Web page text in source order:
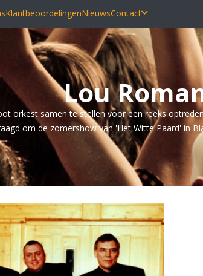
KlantbeoordelingenNieuwsContact
Lou
orkest samen te stellen voor een reeks
om de zomershow van 'Het Witte Paard' in